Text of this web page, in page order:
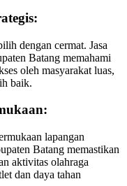
dengan cermat. Jasa
Batang memahami
oleh masyarakat luas,
baik.
lapangan
Batang memastikan
aktivitas olahraga
dan daya tahan